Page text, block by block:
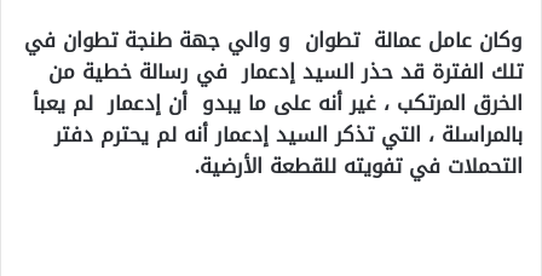
وكان عامل عمالة تطوان و والي جهة طنجة تطوان في
تلك الفترة قد حذر السيد إدعمار في رسالة خطية من
الخرق المرتكب ، غير أنه على ما يبدو أن إدعمار لم يعبأ
بالمراسلة ، التي تذكر السيد إدعمار أنه لم يحترم دفتر
التحملات في تفويته للقطعة الأرضية.